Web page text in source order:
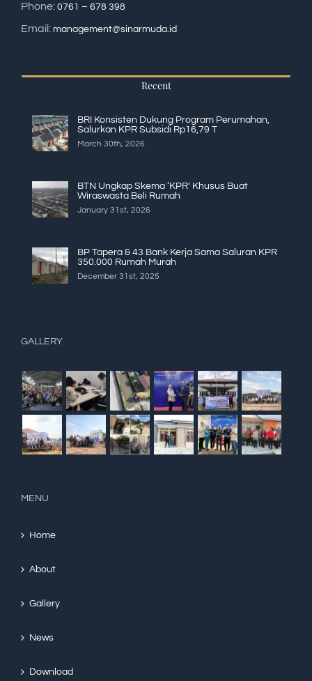
Phone: 0761 – 678 398
Email: management@sinarmuda.id
Recent
BRI Konsisten Dukung Program Perumahan,
Salurkan KPR Subsidi Rp16,79 T
March 30th, 2026
BTN Ungkap Skema ‘KPR’ Khusus Buat
Wiraswasta Beli Rumah
January 31st, 2026
BP Tapera & 43 Bank Kerja Sama Saluran KPR
350.000 Rumah Murah
December 31st, 2025
GALLERY
MENU
Home
About
Gallery
News
Download